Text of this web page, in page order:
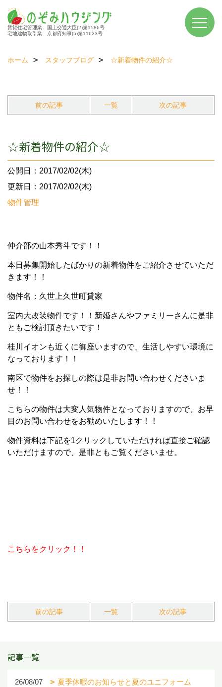
賃貸住宅管理業 国土交通大臣(2)第1586号
宅地建物取引業 京都府知事(5)第11623号
ホーム スタッフブログ ☆新着物件の紹介☆
前の記事 一覧 次の記事
☆新着物件の紹介☆
公開日：2017/02/02(木)
更新日：2017/02/02(木)
物件管理
仲介部の山本秀斗です！！
本日募集開始したばかりの新着物件をご紹介させていただ
きます！！
物件名：久世上久世町貸家
室内大改装物件です！！新婚さんやファミリーさんに是非
ともご検討頂きたいです！
桂川イオンも近くに御座いますので、生活しやすい環境に
なっております！！
南区で物件をお探しの際は是非お問い合わせくださいま
せ！！
こちらの物件は大変人気物件となっておりますので、お早
目のお問い合わせをお勧めいたします！！
物件資料は下記を1クリックしていただければ直接ご確認
いただけますので、是非ともご覧くださいませ。
こちらをクリック！！
前の記事 一覧 次の記事
記事一覧
26/08/07 夏季休暇のお知らせと夏のユニフォーム